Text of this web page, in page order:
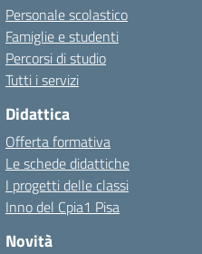
Personale scolastico
Famiglie e studenti
Percorsi di studio
Tutti i servizi
Didattica
Offerta formativa
Le schede didattiche
I progetti delle classi
Inno del Cpia1 Pisa
Novità